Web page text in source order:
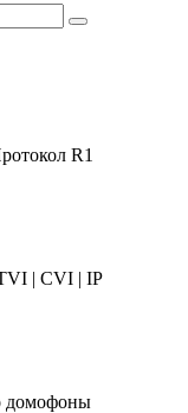
R1
| CVI | IP
домофоны